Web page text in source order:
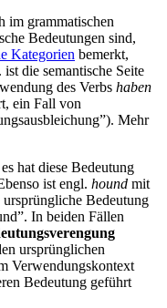
im grammatischen
Bedeutungen sind,
Kategorien bemerkt,
die semantische Seite
des Verbs haben
ein Fall von
Mehr
hat diese Bedeutung
ist engl. hound mit
Bedeutung
In beiden Fällen
ursprünglichen
Verwendungskontext
Bedeutung geführt